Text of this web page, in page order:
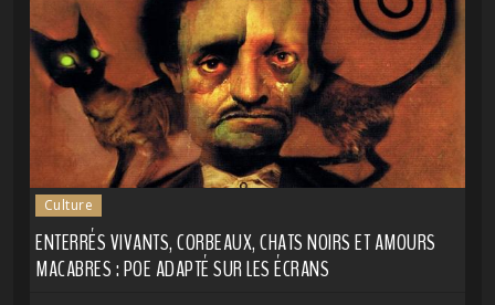
Culture
ENTERRÉS VIVANTS, CORBEAUX, CHATS NOIRS ET AMOURS
MACABRES : POE ADAPTÉ SUR LES ÉCRANS